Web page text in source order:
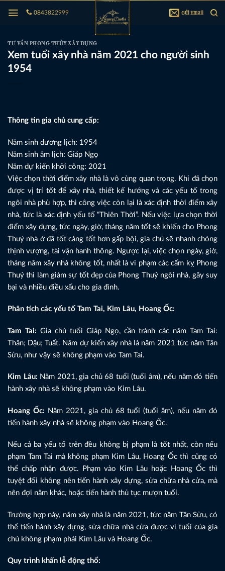
qua
dung
0843822999 Gửi Email
TƯ VẤN PHONG THỦY XÂY DỰNG
Xem tuổi xây nhà năm 2021 cho người sinh
1954
Thông tin gia chủ cung cấp:
Năm sinh dương lịch: 1954
Năm sinh âm lịch: Giáp Ngọ
Năm dự kiến khởi công: 2021
Việc chọn thời điểm xây nhà là vô cùng quan trọng. Khi đã chọn
được vị trí tốt để xây nhà, thiết kế hướng và các yếu tố trong
ngôi nhà phù hợp, thì công việc còn lại là xác định thời điểm xây
nhà, tức là xác định yếu tố “Thiên Thời”. Nếu việc lựa chọn thời
điểm xây dựng, tức ngày, giờ, tháng năm tốt sẽ khiến cho Phong
Thuỷ nhà ở đã tốt càng tốt hơn gấp bội, gia chủ sẽ nhanh chóng
thịnh vượng, tài vận hanh thông. Ngược lại, việc chọn ngày, giờ,
tháng năm xây nhà không tốt, nhất là vi phạm các cấm kỵ Phong
Thuỷ thì làm giảm sự tốt đẹp của Phong Thuỷ ngôi nhà, gây suy
bại và nhiều điều xấu cho gia đình.
Phân tích các yếu tố Tam Tai, Kim Lâu, Hoang Ốc:
Tam Tai: Gia chủ tuổi Giáp Ngọ, cần tránh các năm Tam Tai:
Thân; Dậu; Tuất. Năm dự kiến xây nhà là năm 2021 tức năm Tân
Sửu, như vậy sẽ không phạm vào Tam Tai.
Kim Lâu: Năm 2021, gia chủ 68 tuổi (tuổi âm), nếu năm đó tiến
hành xây nhà sẽ không phạm vào Kim Lâu.
Hoang Ốc: Năm 2021, gia chủ 68 tuổi (tuổi âm), nếu năm đó
tiến hành xây nhà sẽ không phạm vào Hoang Ốc.
Nếu cả ba yếu tố trên đều không bị phạm là tốt nhất, còn nếu
phạm Tam Tai mà không phạm Kim Lâu, Hoang Ốc thì cũng có
thể chấp nhận được. Phạm vào Kim Lâu hoặc Hoang Ốc thì
tuyệt đối không nên tiến hành xây dựng, sửa chữa nhà cửa, mà
nên đợi năm khác, hoặc tiến hành thủ tục mượn tuổi.
Trường hợp này, năm xây nhà là năm 2021, tức năm Tân Sửu, có
thể tiến hành xây dựng, sửa chữa nhà cửa được vì tuổi của gia
chủ không phạm phải Kim Lâu và Hoang Ốc.
Quy trình khấn lễ động thổ: